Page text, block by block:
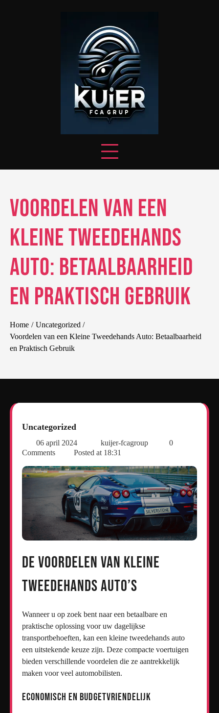
Voordelen van een
Kleine Tweedehands
Auto: Betaalbaarheid
en Praktisch Gebruik
Home
Uncategorized
Voordelen van een Kleine Tweedehands Auto: Betaalbaarheid
en Praktisch Gebruik
Uncategorized
06 april 2024 kuijer-fcagroup
0
Comments
Posted at 18:31
De Voordelen van Kleine
Tweedehands Auto’s
Wanneer u op zoek bent naar een betaalbare en
praktische oplossing voor uw dagelijkse
transportbehoeften, kan een kleine tweedehands auto
een uitstekende keuze zijn. Deze compacte voertuigen
bieden verschillende voordelen die ze aantrekkelijk
maken voor veel automobilisten.
Economisch en Budgetvriendelijk